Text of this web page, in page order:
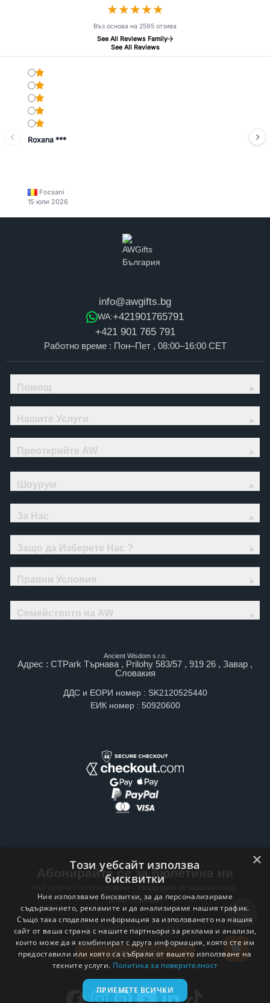
★★★★★
★★★★★
Въз основа на 2595 отзива
See All Reviews Family
See All Reviews
Roxana ***
Focsani
15 юли 2026
info@awgifts.bg
WA:+421901765791
+421 901 765 791
Работно време : Пон–Пет , 08:00–16:00 CET
Помощ
Нашите Услуги
Преоткрийте AW
Шоурум
За Нас
Защо да Изберете Нас ?
Правни Условия
Семейството на AW
Ancient Wisdom s.r.o.
Адрес : CTPark Търнава , Prilohy 583/57 , 919 26 , Завар ,
Словакия
ДДС и ЕОРИ номер : SK2120525440
ЕИК номер : 50920600
Абонирайте се за бюлетина ни
всяка седмица .
Email address
Абонирай се
×
Този уебсайт използва
бисквитки
Ние използваме бисквитки, за да персонализираме
съдържанието, рекламите и да анализираме нашия трафик.
Също така споделяме информация за използването на нашия
сайт от ваша страна с нашите партньори за реклама и анализи,
които може да я комбинират с друга информация, която сте им
предоставили или която са събрали от вашето използване на
техните услуги. Политика за поверителност
ПРИЕМЕТЕ ВСИЧКИ